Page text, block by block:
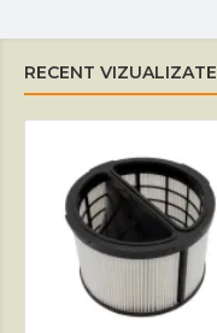
RECENT VIZUALIZATE